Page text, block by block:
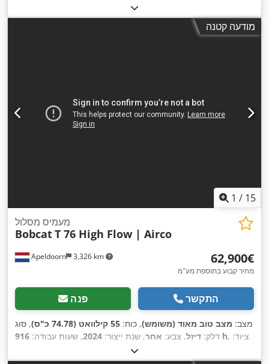
מודעה קטנה
1 / 15
Apeldoorn 3,326 km
מעמיס מסלול
BobcatT 76 High Flow | Airco
‏62,900 ‏€
מחיר קבוע בתוספת מע"מ
פנה התקשר
מצב: מצב טוב מאוד (משומש), כוח: 55 קילוואט (74.78 כ"ס)
, סוג
דלק: דיזל, צבע: אחר, שנת ייצור: 2024, שעות עבודה: 916 h , ציוד: